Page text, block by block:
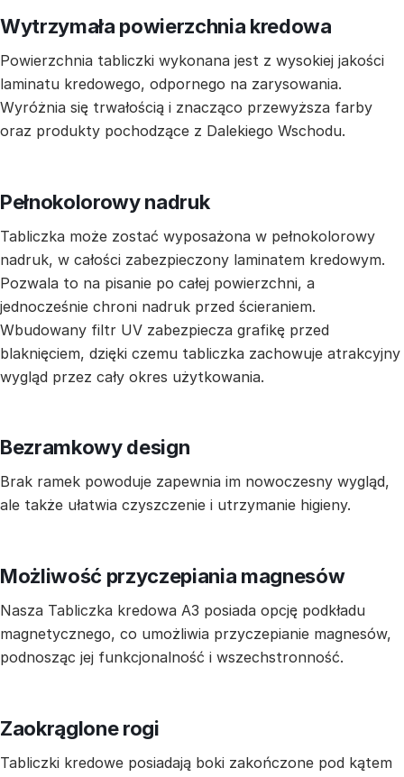
Wytrzymała powierzchnia kredowa
Powierzchnia tabliczki wykonana jest z wysokiej jakości
laminatu kredowego, odpornego na zarysowania.
Wyróżnia się trwałością i znacząco przewyższa farby
oraz produkty pochodzące z Dalekiego Wschodu.
Pełnokolorowy nadruk
Tabliczka może zostać wyposażona w pełnokolorowy
nadruk, w całości zabezpieczony laminatem kredowym.
Pozwala to na pisanie po całej powierzchni, a
jednocześnie chroni nadruk przed ścieraniem.
Wbudowany filtr UV zabezpiecza grafikę przed
blaknięciem, dzięki czemu tabliczka zachowuje atrakcyjny
wygląd przez cały okres użytkowania.
Bezramkowy design
Brak ramek powoduje zapewnia im nowoczesny wygląd,
ale także ułatwia czyszczenie i utrzymanie higieny.
Możliwość przyczepiania magnesów
Nasza Tabliczka kredowa A3 posiada opcję podkładu
magnetycznego, co umożliwia przyczepianie magnesów,
podnosząc jej funkcjonalność i wszechstronność.
Zaokrąglone rogi
Tabliczki kredowe posiadają boki zakończone pod kątem